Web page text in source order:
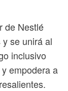
de Nestlé
se unirá al
inclusivo
empodera a